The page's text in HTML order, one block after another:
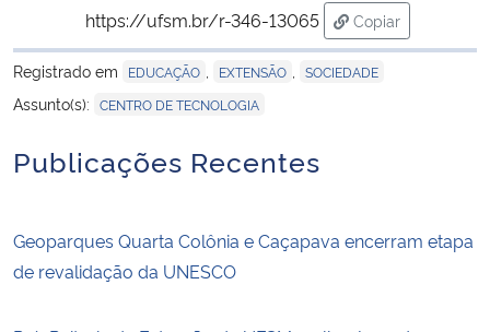
https://ufsm.br/r-346-13065
Copiar
para área de
Registrado em
EDUCAÇÃO EXTENSÃO SOCIEDADE
Assunto(s): CENTRO DE TECNOLOGIA
Publicações Recentes
Geoparques Quarta Colônia e Caçapava encerram etapa
de revalidação da UNESCO